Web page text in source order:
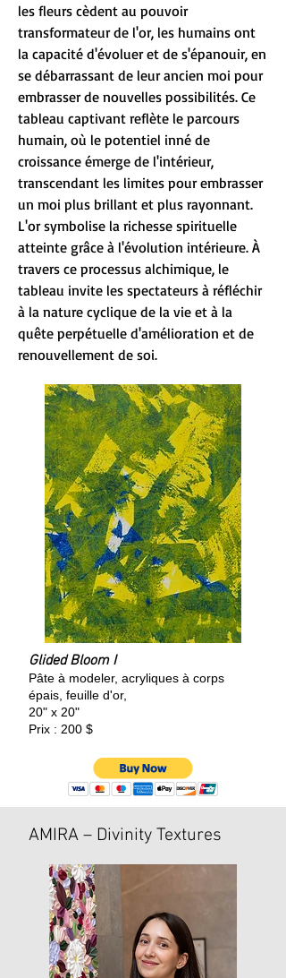
les fleurs cèdent au pouvoir
transformateur de l'or, les humains ont
la capacité d'évoluer et de s'épanouir, en
se débarrassant de leur ancien moi pour
embrasser de nouvelles possibilités. Ce
tableau captivant reflète le parcours
humain, où le potentiel inné de
croissance émerge de l'intérieur,
transcendant les limites pour embrasser
un moi plus brillant et plus rayonnant.
L'or symbolise la richesse spirituelle
atteinte grâce à l'évolution intérieure. À
travers ce processus alchimique, le
tableau invite les spectateurs à réfléchir
à la nature cyclique de la vie et à la
quête perpétuelle d'amélioration et de
renouvellement de soi.
Glided Bloom I
Pâte à modeler, acryliques à corps
épais, feuille d'or,
20" x 20"
Prix : 200 $
AMIRA – Divinity Textures